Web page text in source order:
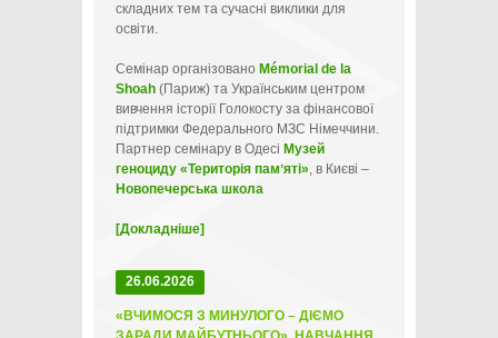
складних тем та сучасні виклики для
освіти.
Семінар організовано Mémorial de la
Shoah (Париж) та Українським центром
вивчення історії Голокосту за фінансової
підтримки Федерального МЗС Німеччини.
Партнер семінару в Одесі Музей
геноциду «Територія памʼяті», в Києві –
Новопечерська школа
[Докладніше]
26.06.2026
«ВЧИМОСЯ З МИНУЛОГО – ДІЄМО